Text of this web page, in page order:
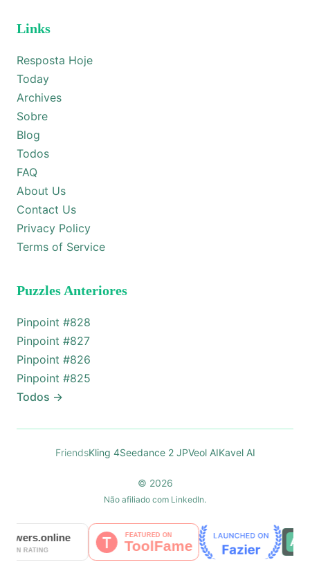
Links
Resposta Hoje
Today
Archives
Sobre
Blog
Todos
FAQ
About Us
Contact Us
Privacy Policy
Terms of Service
Puzzles Anteriores
Pinpoint #828
Pinpoint #827
Pinpoint #826
Pinpoint #825
Todos →
FriendsKling 4Seedance 2 JPVeol AIKavel AI
© 2026
Não afiliado com LinkedIn.